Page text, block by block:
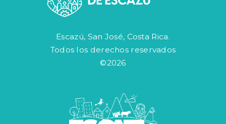
Escazú, San José, Costa Rica.
Todos los derechos reservados
©2026